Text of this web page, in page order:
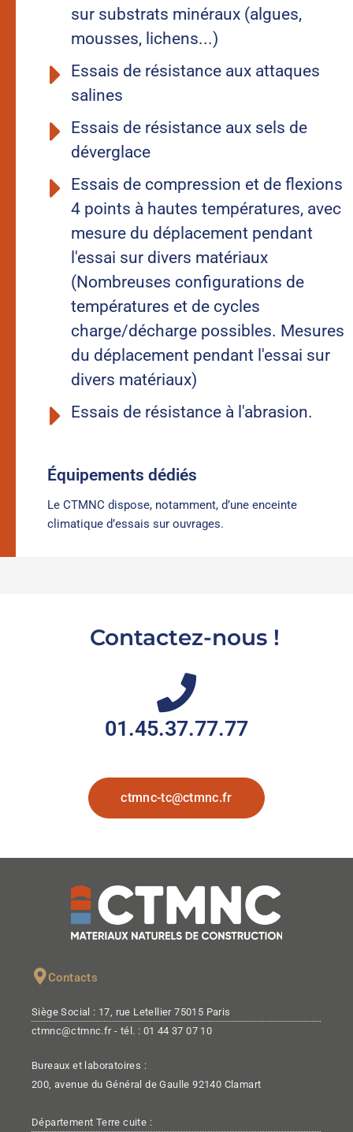
sur substrats minéraux (algues,
mousses, lichens...)
Essais de résistance aux attaques
salines
Essais de résistance aux sels de
déverglace
Essais de compression et de flexions
4 points à hautes températures, avec
mesure du déplacement pendant
l'essai sur divers matériaux
(Nombreuses configurations de
températures et de cycles
charge/décharge possibles. Mesures
du déplacement pendant l'essai sur
divers matériaux)
Essais de résistance à l'abrasion.
Équipements dédiés
Le CTMNC dispose, notamment, d’une enceinte
climatique d’essais sur ouvrages.
Contactez-nous !
01.45.37.77.77
ctmnc-tc@ctmnc.fr
Contacts
Siège Social : 17, rue Letellier 75015 Paris
ctmnc@ctmnc.fr - tél. : 01 44 37 07 10
Bureaux et laboratoires :
200, avenue du Général de Gaulle 92140 Clamart
Département Terre cuite :